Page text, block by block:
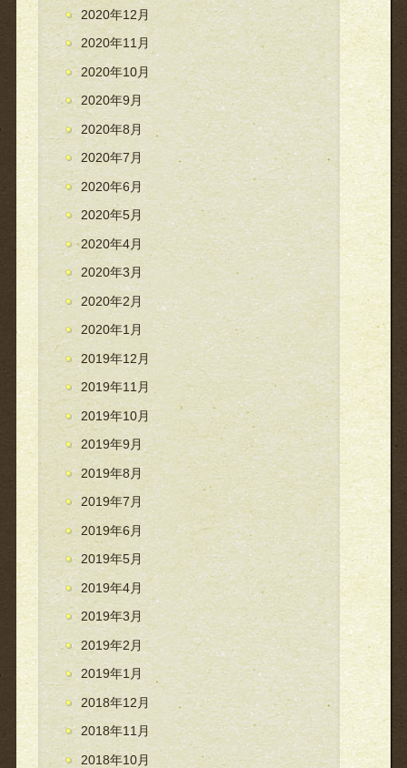
2020年12月
2020年11月
2020年10月
2020年9月
2020年8月
2020年7月
2020年6月
2020年5月
2020年4月
2020年3月
2020年2月
2020年1月
2019年12月
2019年11月
2019年10月
2019年9月
2019年8月
2019年7月
2019年6月
2019年5月
2019年4月
2019年3月
2019年2月
2019年1月
2018年12月
2018年11月
2018年10月